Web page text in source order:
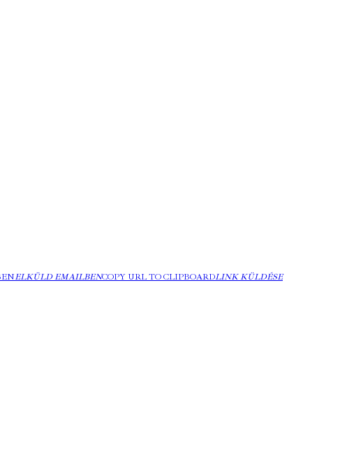
ELKÜLD EMAILBENCOPY URL TO CLIPBOARDLINK KÜLDÉSE